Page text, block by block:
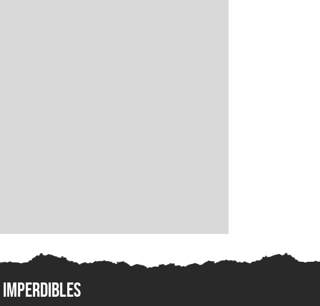
Imperdibles